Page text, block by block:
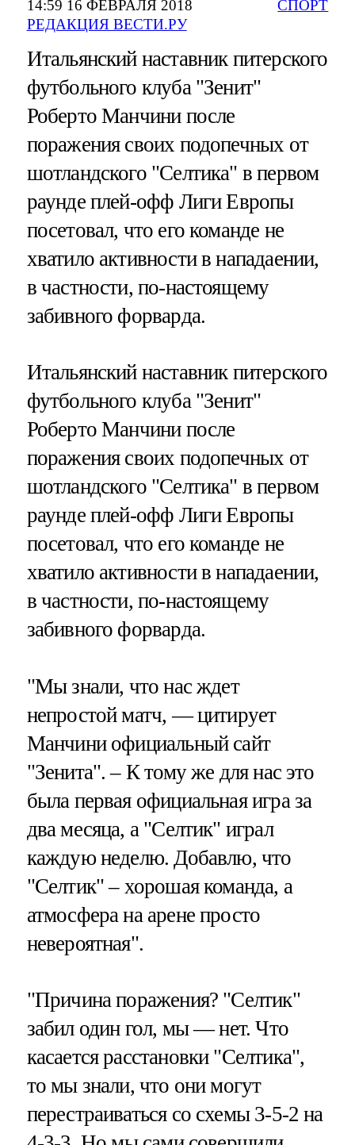
14:59 16 ФЕВРАЛЯ 2018
РЕДАКЦИЯ ВЕСТИ.РУ
СПОРТ
Итальянский наставник питерского
футбольного клуба "Зенит"
Роберто Манчини после
поражения своих подопечных от
шотландского "Селтика" в первом
раунде плей-офф Лиги Европы
посетовал, что его команде не
хватило активности в нападаении,
в частности, по-настоящему
забивного форварда.
Итальянский наставник питерского
футбольного клуба "Зенит"
Роберто Манчини после
поражения своих подопечных от
шотландского "Селтика" в первом
раунде плей-офф Лиги Европы
посетовал, что его команде не
хватило активности в нападаении,
в частности, по-настоящему
забивного форварда.
"Мы знали, что нас ждет
непростой матч, — цитирует
Манчини официальный сайт
"Зенита". – К тому же для нас это
была первая официальная игра за
два месяца, а "Селтик" играл
каждую неделю. Добавлю, что
"Селтик" – хорошая команда, а
атмосфера на арене просто
невероятная".
"Причина поражения? "Селтик"
забил один гол, мы — нет. Что
касается расстановки "Селтика",
то мы знали, что они могут
перестраиваться со схемы 3-5-2 на